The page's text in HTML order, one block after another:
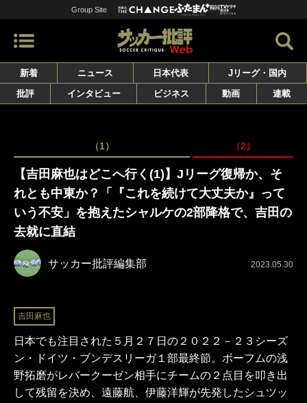
Group Site
新着 ニュース 日本代表
Jリーグ・国内
批評
インタビュー ビジネス 動画 連載
（1） （2）
【吉田麻也はどこへ行く(1)】Jリーグ復帰か、そ
れとも中東か？「『これを続けて大丈夫か』って
いう不安」を抱えたシャルケの2部降格で、吉田の
去就に直結
サッカー批評編集部 2023.05.30
吉田麻也
日本でも注目された５月２７日の２０２２－２３シーズ
ン・ドイツ・ブンデスリーガ１部最終節。ボーフムの浅
野拓磨がレバークーゼン相手にチームの２点目を叩き出
して残留を決め、遠藤航、伊藤洋輝が先発したシュツッ